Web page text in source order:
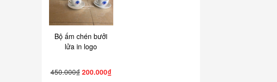
Bộ ấm chén bưởi
lửa in logo
450.000₫ 200.000₫